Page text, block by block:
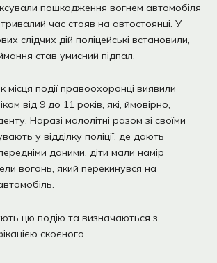
пошкодження вогнем автомобіля
час стояв на автостоянці. У
слідчих дій поліцейські встановили,
став умисний підпал.
місця події правоохоронці виявили
від 9 до 11 років, які, ймовірно,
Наразі малолітні разом зі своїми
у відділку поліції, де дають
даними, діти мали намір
вогонь, який перекинувся на
цю подію та визначаються з
скоєного.